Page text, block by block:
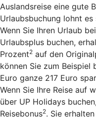
Auslandsreise eine gute
Urlaubsbuchung lohnt
Wenn Sie Ihren Urlaub
Urlaubsplus buchen,
Prozent2 auf den
können Sie zum Beispiel
Euro ganze 217 Euro
Wenn Sie Ihre Reise auf
über UP Holidays
Reisebonus2. Sie